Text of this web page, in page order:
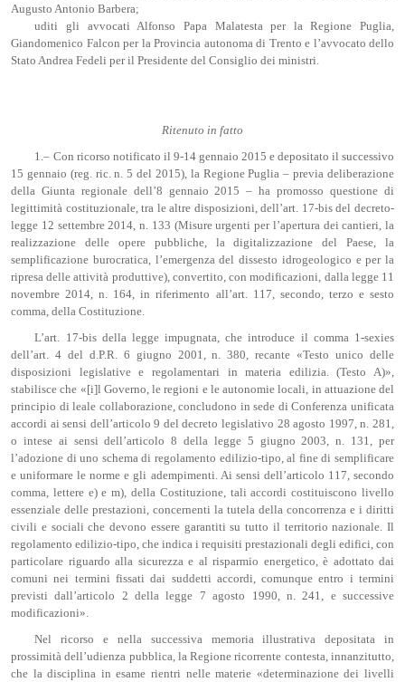
Augusto Antonio Barbera;
uditi gli avvocati Alfonso Papa Malatesta per la Regione Puglia,
Giandomenico Falcon per la Provincia autonoma di Trento e l’avvocato dello
Stato Andrea Fedeli per il Presidente del Consiglio dei ministri.
Ritenuto in fatto
1.– Con ricorso notificato il 9-14 gennaio 2015 e depositato il successivo
15 gennaio (reg. ric. n. 5 del 2015), la Regione Puglia – previa deliberazione
della Giunta regionale dell’8 gennaio 2015 – ha promosso questione di
legittimità costituzionale, tra le altre disposizioni, dell’art. 17-bis del decreto-
legge 12 settembre 2014, n. 133 (Misure urgenti per l’apertura dei cantieri, la
realizzazione delle opere pubbliche, la digitalizzazione del Paese, la
semplificazione burocratica, l’emergenza del dissesto idrogeologico e per la
ripresa delle attività produttive), convertito, con modificazioni, dalla legge 11
novembre 2014, n. 164, in riferimento all’art. 117, secondo, terzo e sesto
comma, della Costituzione.
L’art. 17-bis della legge impugnata, che introduce il comma 1-sexies
dell’art. 4 del d.P.R. 6 giugno 2001, n. 380, recante «Testo unico delle
disposizioni legislative e regolamentari in materia edilizia. (Testo A)»,
stabilisce che «[i]l Governo, le regioni e le autonomie locali, in attuazione del
principio di leale collaborazione, concludono in sede di Conferenza unificata
accordi ai sensi dell’articolo 9 del decreto legislativo 28 agosto 1997, n. 281,
o intese ai sensi dell’articolo 8 della legge 5 giugno 2003, n. 131, per
l’adozione di uno schema di regolamento edilizio-tipo, al fine di semplificare
e uniformare le norme e gli adempimenti. Ai sensi dell’articolo 117, secondo
comma, lettere e) e m), della Costituzione, tali accordi costituiscono livello
essenziale delle prestazioni, concernenti la tutela della concorrenza e i diritti
civili e sociali che devono essere garantiti su tutto il territorio nazionale. Il
regolamento edilizio-tipo, che indica i requisiti prestazionali degli edifici, con
particolare riguardo alla sicurezza e al risparmio energetico, è adottato dai
comuni nei termini fissati dai suddetti accordi, comunque entro i termini
previsti dall’articolo 2 della legge 7 agosto 1990, n. 241, e successive
modificazioni».
Nel ricorso e nella successiva memoria illustrativa depositata in
prossimità dell’udienza pubblica, la Regione ricorrente contesta, innanzitutto,
che la disciplina in esame rientri nelle materie «determinazione dei livelli